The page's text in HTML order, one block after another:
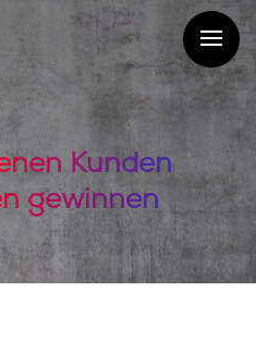
Kunden
gewinnen